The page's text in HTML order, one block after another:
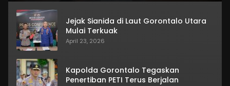
Jejak Sianida di Laut Gorontalo Utara
Mulai Terkuak
April 23, 2026
Kapolda Gorontalo Tegaskan
Penertiban PETI Terus Berjalan